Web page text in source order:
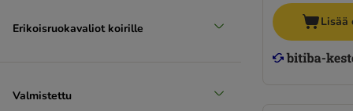
Erikoisruokavaliot koirille
Valmistettu
Lisää